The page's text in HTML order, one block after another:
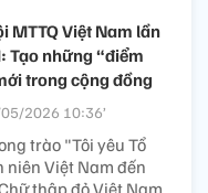
MTTQ Việt Nam lần
Tạo những “điểm
trong cộng đồng
2026 10:36’
trào "Tôi yêu Tổ
niên Việt Nam đến
thập đỏ Việt Nam,